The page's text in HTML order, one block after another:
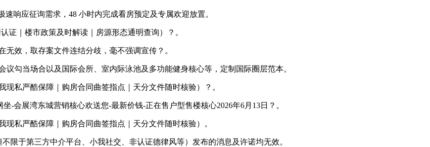
响应征询需求，48 小时内完成看房预定及专属欢迎放置。
｜楼市政策及时解读｜房源形态通明查询）？。
效，取存案文件连结分歧，毫不强调宣传？。
勾当场合以及国际会所、室内际泳池及多功能健身核心等，定制国际圈层范本。
私严酷保障｜购房合同曲签指点｜天分文件随时核验）？。
展湾东城营销核心欢送您-最新价钱-正在售户型售楼核心2026年6月13日？。
私严酷保障｜购房合同曲签指点｜天分文件随时核验）。
于第三方中介平台、小我社交、非认证德律风等）发布的消息及许诺均无效。